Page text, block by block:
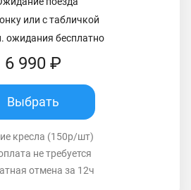
или с табличкой
ожидания бесплатно
6 990 ₽
Выбрать
кресла (150р/шт)
не требуется
отмена за 12ч